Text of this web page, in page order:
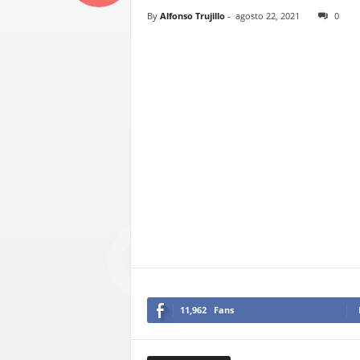
By Alfonso Trujillo- agosto 22, 2021 0
11,962 Fans